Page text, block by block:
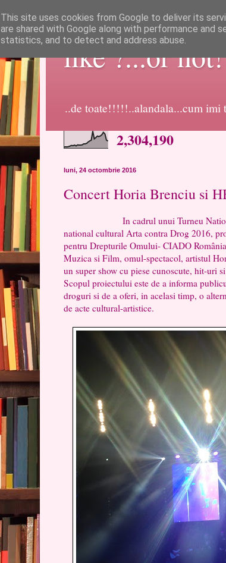
like ?...or not!
..de toate!!!!!..alandala...cum imi
2,304,190
luni, 24 octombrie 2016
Concert Horia Brenciu si
In cadrul unui Turneu National
national cultural Arta contra Drog 2016,
pentru Drepturile Omului- CIADO
Muzica si Film, omul-spectacol, artistul
un super show cu piese cunoscute, hit-uri
Scopul proiectului este de a informa
droguri si de a oferi, in acelasi timp, o
de acte cultural-artistice.
This site uses cookies from Google to deliver its
are shared with Google along with performance and
statistics, and to detect and address abuse.